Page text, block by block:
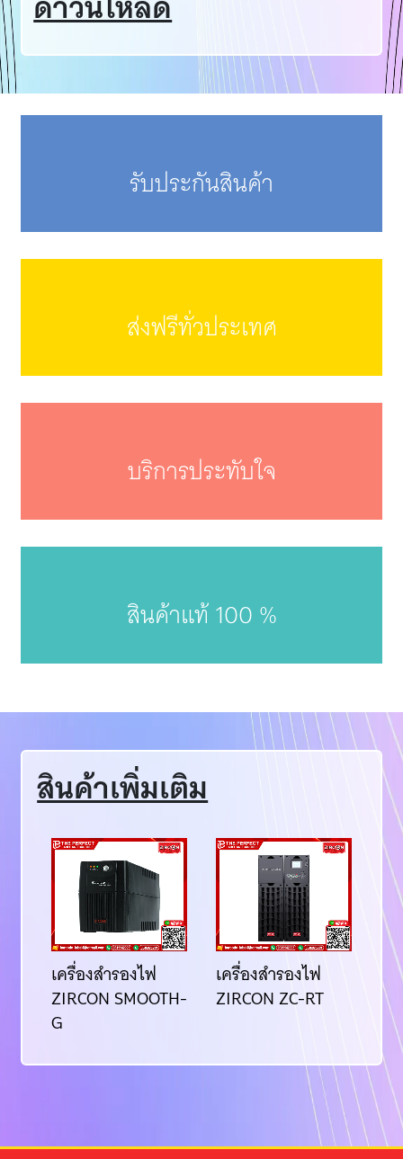
รับประกันสินค้า
ส่งฟรีทั่วประเทศ
บริการประทับใจ
สินค้าแท้ 100 %
สินค้าเพิ่มเติม
เครื่องสำรองไฟ
ZIRCON SMOOTH-
G
เครื่องสำรองไฟ
ZIRCON ZC-RT
เ